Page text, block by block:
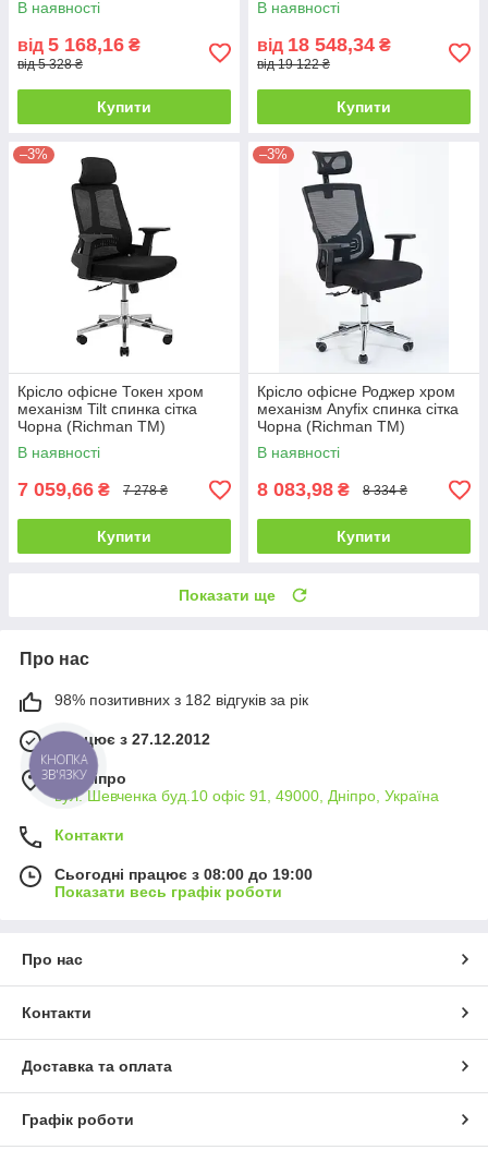
В наявності
від 5 168,16 ₴
від 5 328 ₴
Купити
В наявності
від 18 548,34 ₴
від 19 122 ₴
Купити
–3%
Крісло офісне Токен хром
механізм Tilt спинка сітка
Чорна (Richman ТМ)
В наявності
7 059,66 ₴ 7 278 ₴
Купити
–3%
Крісло офісне Роджер хром
механізм Anyfix спинка сітка
Чорна (Richman ТМ)
В наявності
8 083,98 ₴ 8 334 ₴
Купити
Показати ще
Про нас
98% позитивних з 182 відгуків за рік
Працює з 27.12.2012
м. Дніпро
вул. Шевченка буд.10 офіс 91, 49000, Дніпро, Україна
Контакти
Сьогодні працює з 08:00 до 19:00
Показати весь графік роботи
Про нас
Контакти
Доставка та оплата
Графік роботи
КНОПКА
ЗВ'ЯЗКУ